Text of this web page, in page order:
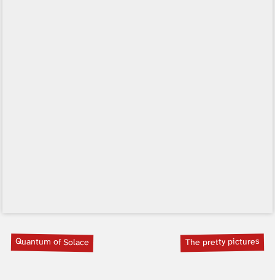
Quantum of Solace The pretty pictures